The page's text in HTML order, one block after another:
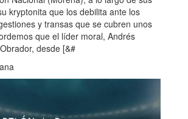
kryptonita que los debilita ante los
y transas que se cubren unos
que el líder moral, Andrés
desde [&#